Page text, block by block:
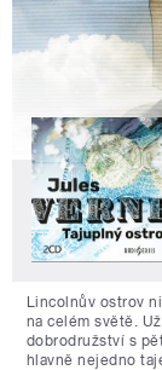
Lincolnův ostrov
na celém světě.
dobrodružství s
hlavně nejedno